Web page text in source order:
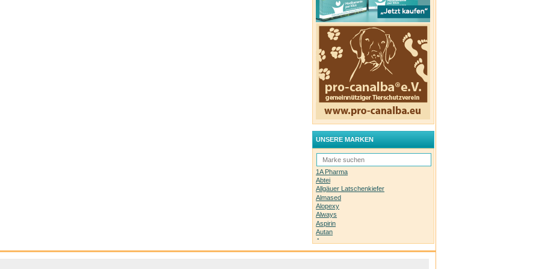
UNSERE MARKEN
1A Pharma
Abtei
Allgäuer Latschenkiefer
Almased
Alopexy
Always
Aspirin
Autan
Avene
Bachblüten-Orginal